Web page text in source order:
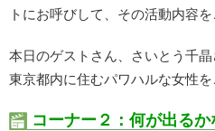
トにお呼びして、その活動内容
本日のゲストさん、さいとう千晶
東京都内に住むパワハルな女性を
コーナー２：何が出るか